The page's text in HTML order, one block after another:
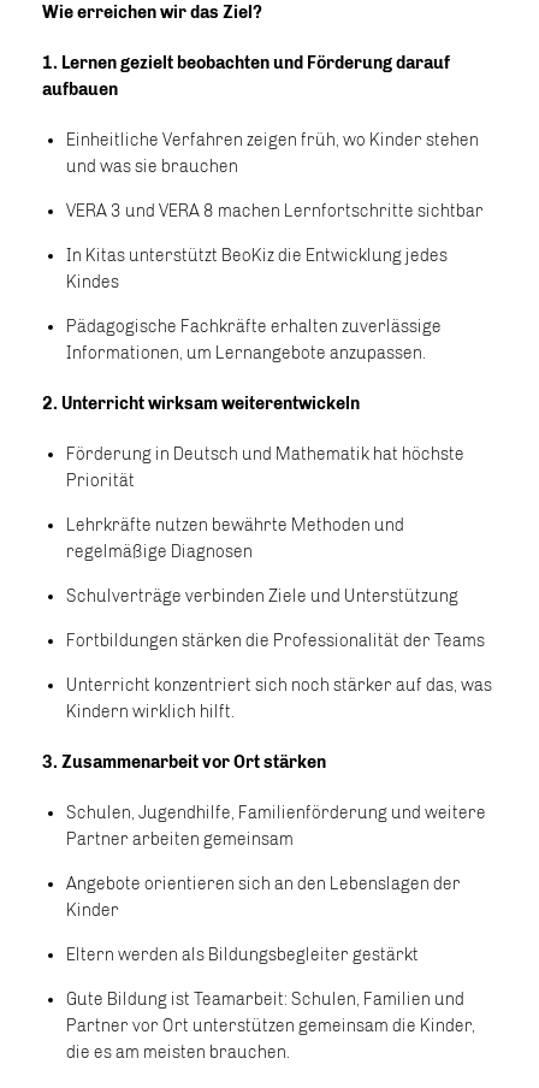
Wie erreichen wir das Ziel?
1️. Lernen gezielt beobachten und Förderung darauf
aufbauen
Einheitliche Verfahren zeigen früh, wo Kinder stehen
und was sie brauchen
VERA 3 und VERA 8 machen Lernfortschritte sichtbar
In Kitas unterstützt BeoKiz die Entwicklung jedes
Kindes
Pädagogische Fachkräfte erhalten zuverlässige
Informationen, um Lernangebote anzupassen.
2️. Unterricht wirksam weiterentwickeln
Förderung in Deutsch und Mathematik hat höchste
Priorität
Lehrkräfte nutzen bewährte Methoden und
regelmäßige Diagnosen
Schulverträge verbinden Ziele und Unterstützung
Fortbildungen stärken die Professionalität der Teams
Unterricht konzentriert sich noch stärker auf das, was
Kindern wirklich hilft.
3. Zusammenarbeit vor Ort stärken
Schulen, Jugendhilfe, Familienförderung und weitere
Partner arbeiten gemeinsam
Angebote orientieren sich an den Lebenslagen der
Kinder
Eltern werden als Bildungsbegleiter gestärkt
Gute Bildung ist Teamarbeit: Schulen, Familien und
Partner vor Ort unterstützen gemeinsam die Kinder,
die es am meisten brauchen.